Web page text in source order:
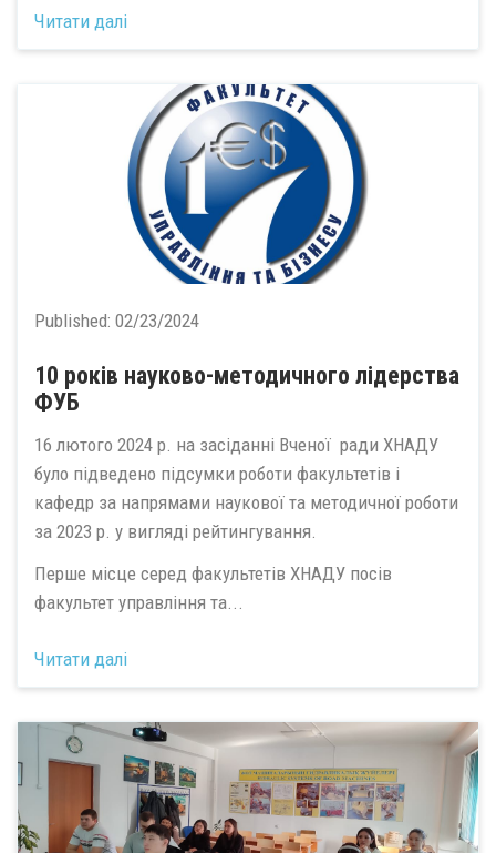
Читати далі
Published: 02/23/2024
10 років науково-методичного лідерства
ФУБ
16 лютого 2024 р. на засіданні Вченої ради ХНАДУ
було підведено підсумки роботи факультетів і
кафедр за напрямами наукової та методичної роботи
за 2023 р. у вигляді рейтингування.
Перше місце серед факультетів ХНАДУ посів
факультет управління та...
Читати далі